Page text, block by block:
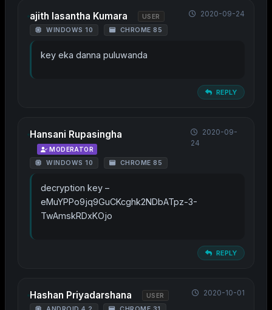
ajith lasantha Kumara USER
WINDOWS 10 CHROME 85
2020-09-24
key eka danna puluwanda
REPLY
Hansani Rupasingha
MODERATOR
WINDOWS 10 CHROME 85
2020-09-
24
decryption key –
eMuYPPo9jq9GuCKcghk2NDbATpz-3-
TwAmskRDxKOjo
REPLY
Hashan Priyadarshana USER 2020-10-01